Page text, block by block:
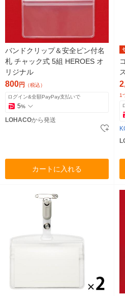
バンドクリップ＆安全ピン付名
札 チャック式 5組 HEROES オ
リジナル
800円 （税込）
ログイン&全額PayPay支払いで
5%
LOHACOから発送
カートに入れる
1